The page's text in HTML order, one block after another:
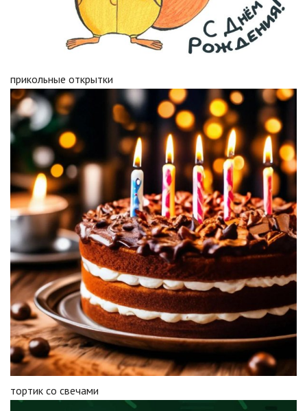
прикольные открытки
тортик со свечами